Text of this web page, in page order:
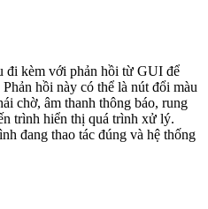
đi kèm với phản hồi từ GUI để
hồi này có thể là nút đổi màu
chờ, âm thanh thông báo, rung
trình hiển thị quá trình xử lý.
đang thao tác đúng và hệ thống